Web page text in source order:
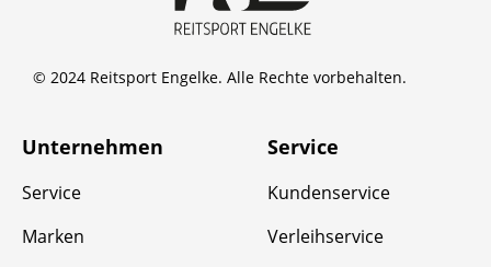
© 2024 Reitsport Engelke. Alle Rechte vorbehalten.
Unternehmen
Service
Marken
Service
Kundenservice
Verleihservice